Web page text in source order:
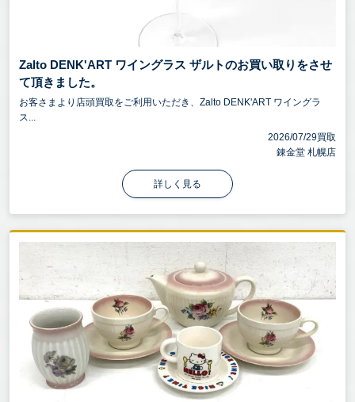
Zalto DENK'ART ワイングラス ザルトのお買い取りをさせ
て頂きました。
お客さまより店頭買取をご利用いただき、Zalto DENK'ART ワイングラ
ス...
2026/07/29買取
錬金堂 札幌店
詳しく見る